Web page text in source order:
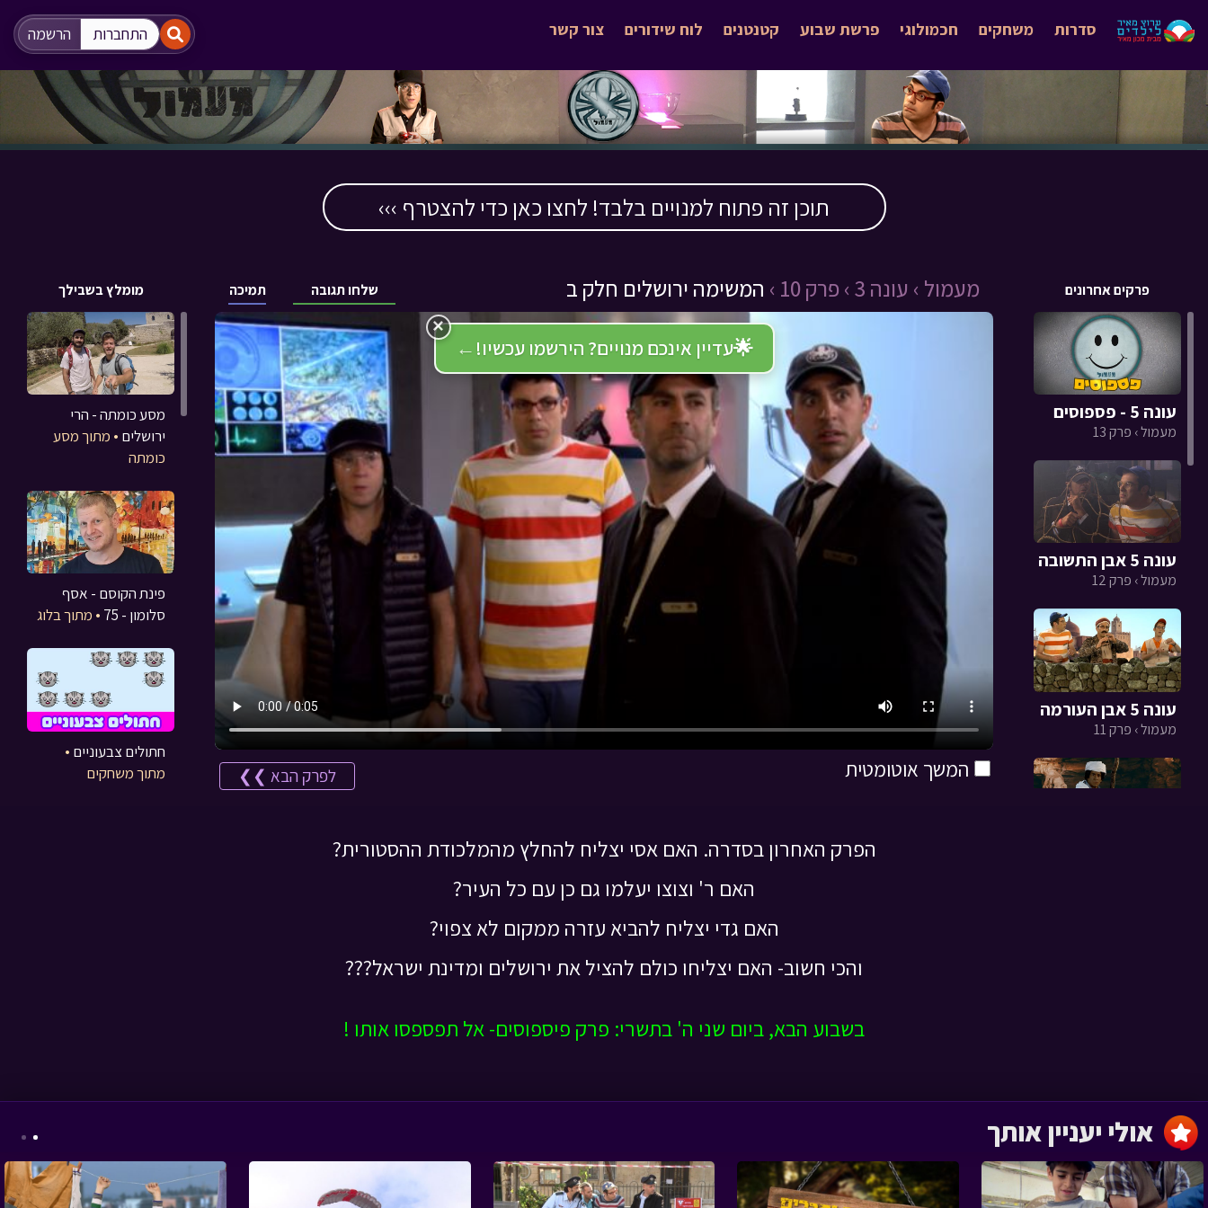
התחברות הרשמה צור קשר לוח שידורים קטנטנים פרשת שבוע חכמולוגי משחקים סדרות
תוכן זה פתוח למנויים בלבד! לחצו כאן כדי להצטרף ›››
מומלץ בשבילך תמיכה שלחו תגובה מעמול › עונה 3 › פרק 10 › המשימה ירושלים חלק ב פרקים אחרונים
🌟עדיין אינכם מנויים? הירשמו עכשיו! ←
×
המשך אוטומטית לפרק הבא ❯❯
עונה 5 - פספוסים
מעמול › פרק 13
עונה 5 אבן התשובה
מעמול › פרק 12
עונה 5 אבן העורמה
מעמול › פרק 11
עונה 5 אבן השמחה
מעמול › פרק 8
מסע כומתה - הרי
ירושלים • מתוך מסע
כומתה
פינת הקוסם - אסף
סלומון - 75
• מתוך בלוג
חתולים צבעוניים •
מתוך משחקים
הפרק האחרון בסדרה. האם אסי יצליח להחלץ מהמלכודת ההסטורית?
האם ר' וצוצו יעלמו גם כן עם כל העיר?
האם גדי יצליח להביא עזרה ממקום לא צפוי?
והכי חשוב- האם יצליחו כולם להציל את ירושלים ומדינת ישראל???
בשבוע הבא, ביום שני ה' בתשרי: פרק פיספוסים- אל תפספסו אותו !